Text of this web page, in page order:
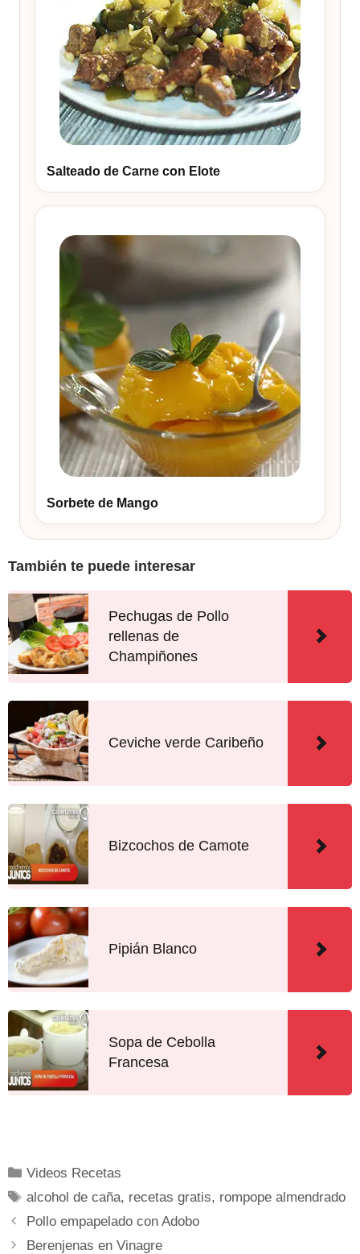
Salteado de Carne con Elote
Sorbete de Mango
También te puede interesar
Pechugas de Pollo
rellenas de
Champiñones
Ceviche verde Caribeño
Bizcochos de Camote
Pipián Blanco
Sopa de Cebolla
Francesa
Videos Recetas
alcohol de caña, recetas gratis, rompope almendrado
Pollo empapelado con Adobo
Berenjenas en Vinagre